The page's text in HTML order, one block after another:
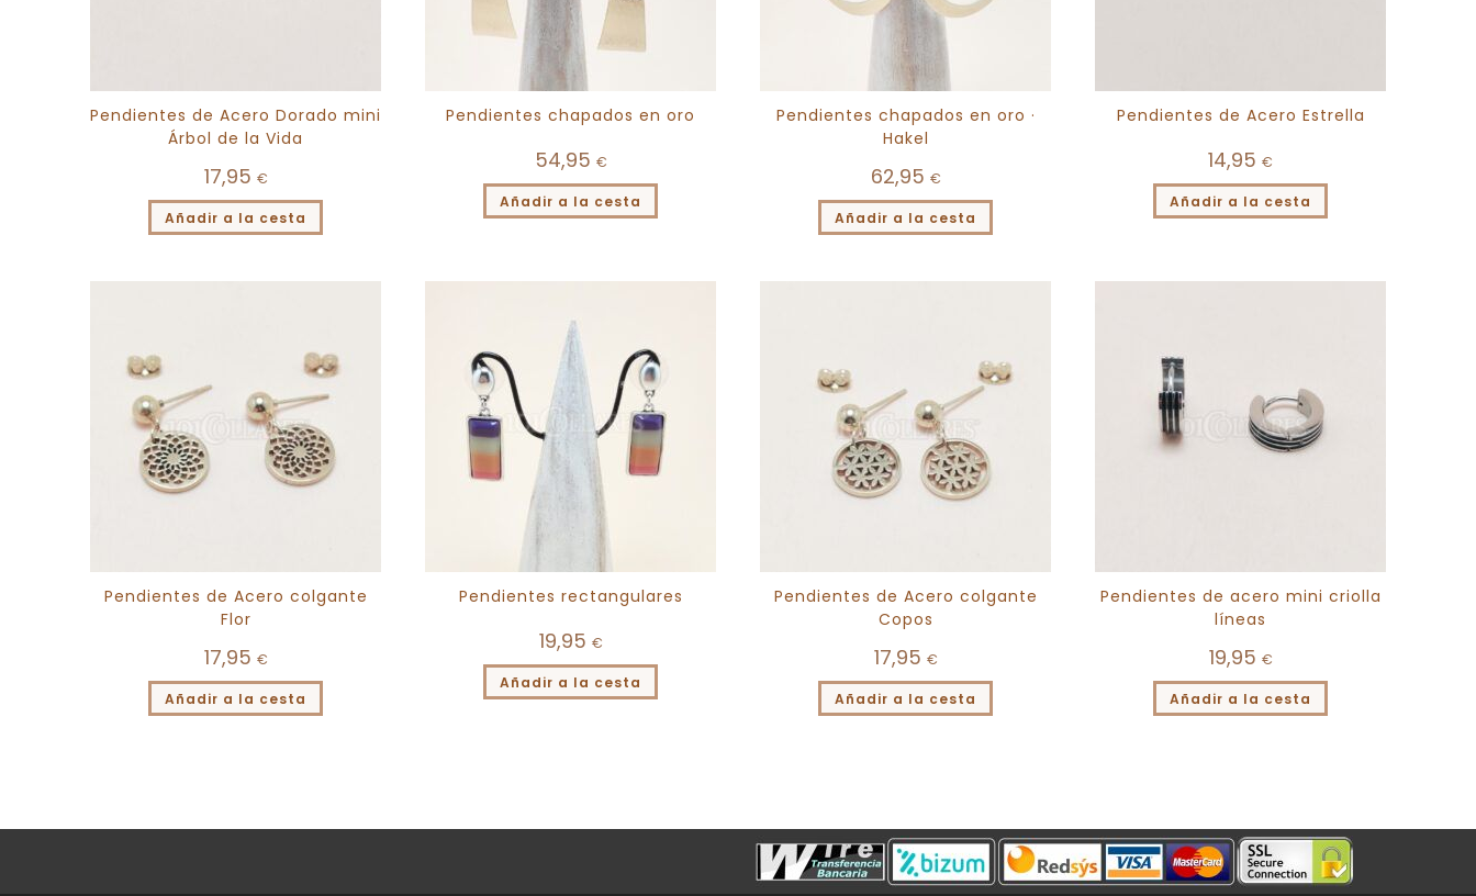
Pendientes de Acero Dorado mini
Árbol de la Vida
17,95 €
Añadir a la cesta
Pendientes chapados en oro
54,95 €
Añadir a la cesta
Pendientes chapados en oro ·
Hakel
62,95 €
Añadir a la cesta
Pendientes de Acero Estrella
14,95 €
Añadir a la cesta
Pendientes de Acero colgante
Flor
17,95 €
Añadir a la cesta
Pendientes rectangulares
19,95 €
Añadir a la cesta
Pendientes de Acero colgante
Copos
17,95 €
Añadir a la cesta
Pendientes de acero mini criolla
líneas
19,95 €
Añadir a la cesta